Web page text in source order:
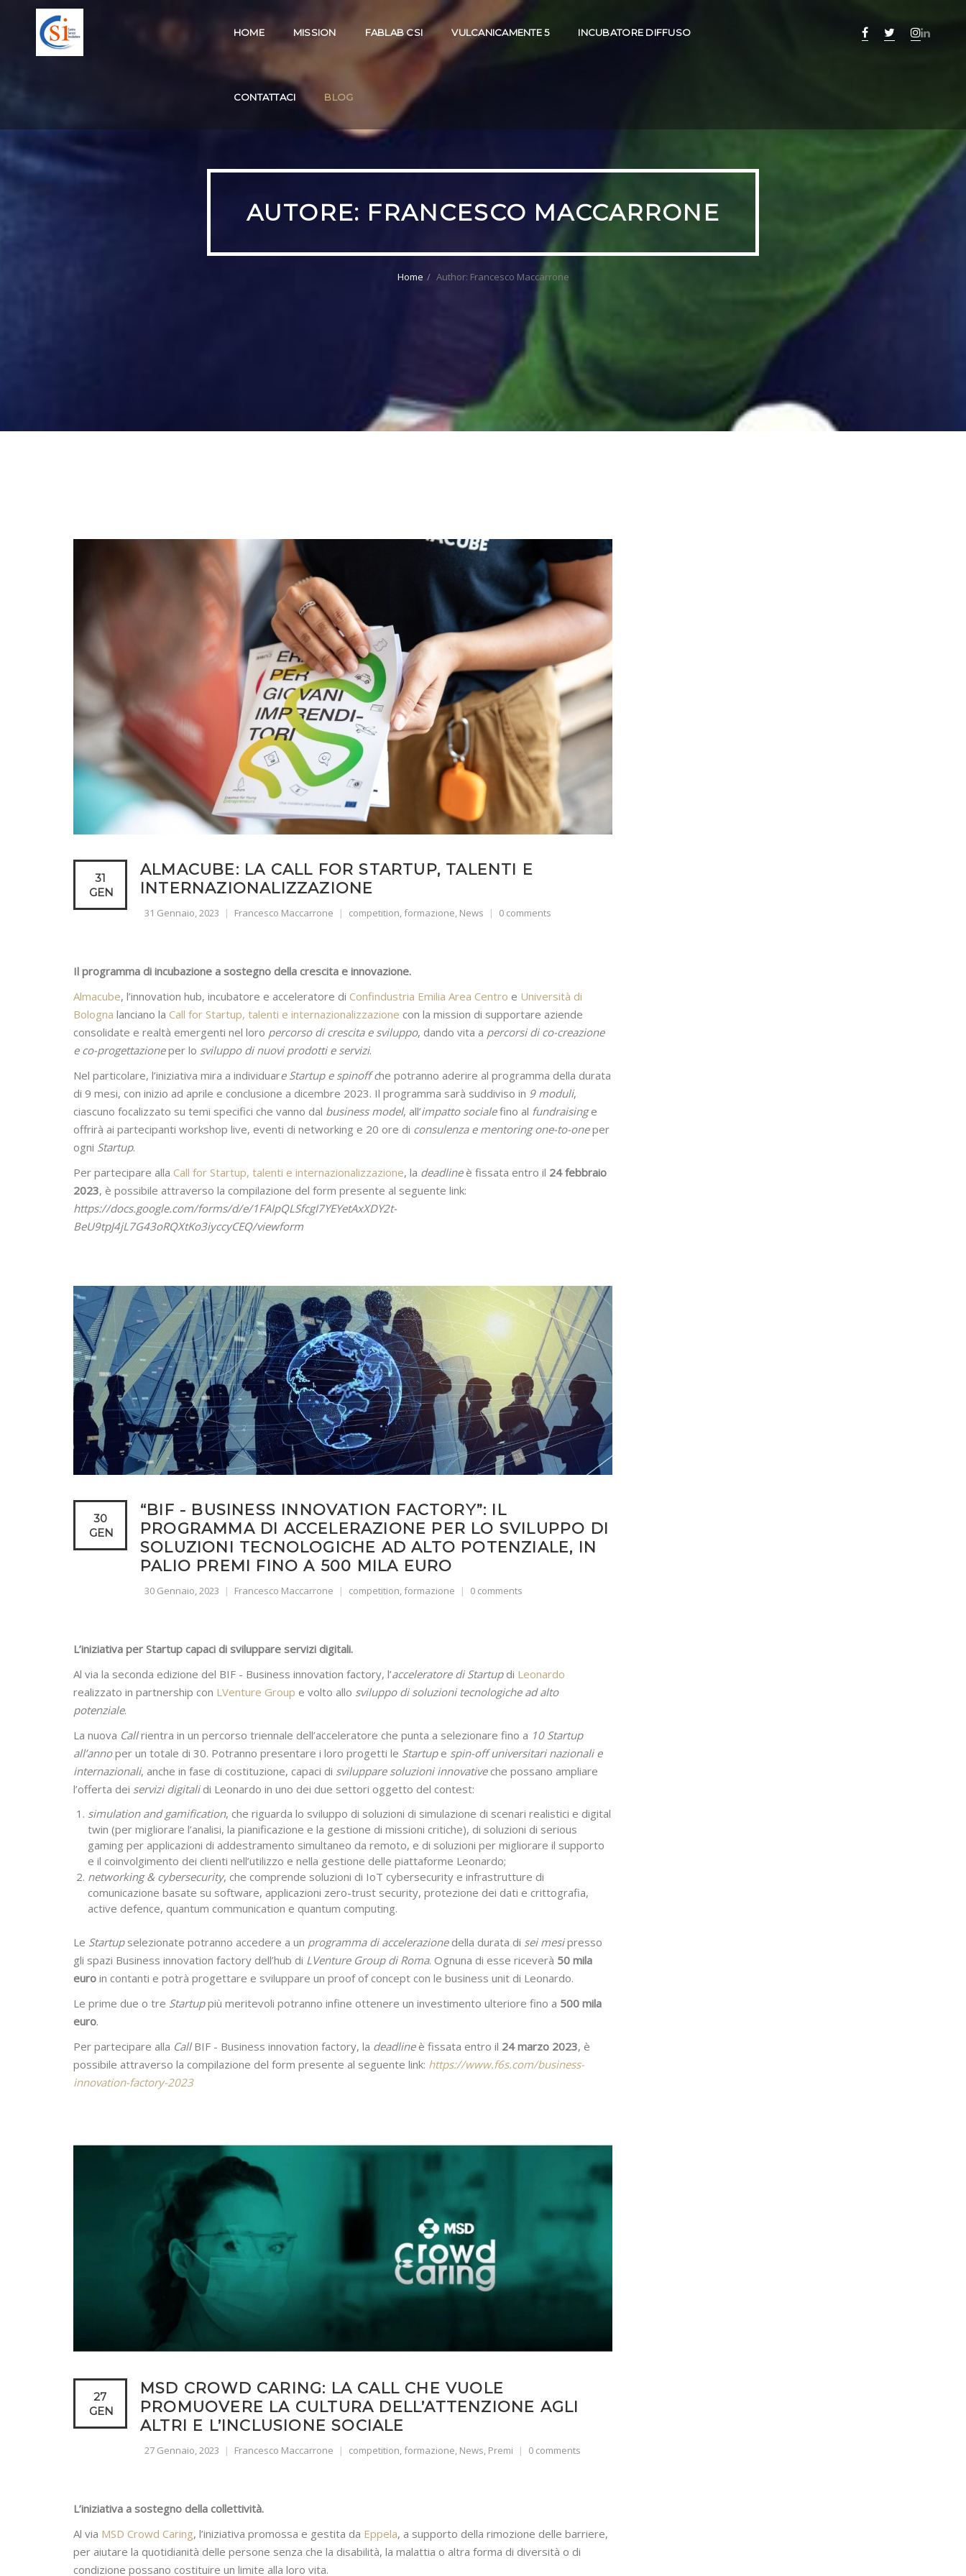
HOME MISSION FABLAB CSI VULCANICAMENTE 5 INCUBATORE DIFFUSO
CONTATTACI BLOG
AUTORE: FRANCESCO MACCARRONE
Home Author: Francesco Maccarrone
31
GEN
ALMACUBE: LA CALL FOR STARTUP, TALENTI E
INTERNAZIONALIZZAZIONE
31 Gennaio, 2023 Francesco Maccarrone competition,formazione, News 0 comments
Il programma di incubazione a sostegno della crescita e innovazione.
Almacube, l’innovation hub, incubatore e acceleratore di Confindustria Emilia Area Centro e Università di
Bologna lanciano la Call for Startup, talenti e internazionalizzazione con la mission di supportare aziende
consolidate e realtà emergenti nel loro percorso di crescita e sviluppo, dando vita a percorsi di co-creazione
e co-progettazioneper lo sviluppo di nuovi prodotti e servizi.
Nel particolare, l’iniziativa mira a individuare Startup e spinoff che potranno aderire al programma della durata
di 9 mesi, con inizio ad aprile e conclusione a dicembre 2023. Il programma sarà suddiviso in 9 moduli,
ciascuno focalizzato su temi specifici che vanno dal business model, all’impatto socialefino al fundraisinge
offrirà ai partecipanti workshop live, eventi di networking e 20 ore di consulenza e mentoring one-to-oneper
ogni Startup.
Per partecipare alla Call for Startup, talenti e internazionalizzazione, la deadlineè fissata entro il 24 febbraio
2023, è possibile attraverso la compilazione del form presente al seguente link:
https://docs.google.com/forms/d/e/1FAIpQLSfcgI7YEYetAxXDY2t-
BeU9tpJ4jL7G43oRQXtKo3iyccyCEQ/viewform
30
GEN
“BIF - BUSINESS INNOVATION FACTORY”: IL
PROGRAMMA DI ACCELERAZIONE PER LO SVILUPPO DI
SOLUZIONI TECNOLOGICHE AD ALTO POTENZIALE, IN
PALIO PREMI FINO A 500 MILA EURO
30 Gennaio, 2023 Francesco Maccarrone competition,formazione 0 comments
L’iniziativa per Startup capaci di sviluppare servizi digitali.
Al via la seconda edizione del BIF - Business innovation factory, l’acceleratore di Startupdi Leonardo
realizzato in partnership con LVenture Group e volto allo sviluppo di soluzioni tecnologiche ad alto
potenziale.
La nuova Callrientra in un percorso triennale dell’acceleratore che punta a selezionare fino a 10 Startup
all’annoper un totale di 30. Potranno presentare i loro progetti le Startupe spin-off universitari nazionali e
internazionali, anche in fase di costituzione, capaci di sviluppare soluzioni innovativeche possano ampliare
l’offerta dei servizi digitali di Leonardo in uno dei due settori oggetto del contest:
simulation and gamification, che riguarda lo sviluppo di soluzioni di simulazione di scenari realistici e digital
twin (per migliorare l’analisi, la pianificazione e la gestione di missioni critiche), di soluzioni di serious
gaming per applicazioni di addestramento simultaneo da remoto, e di soluzioni per migliorare il supporto
e il coinvolgimento dei clienti nell’utilizzo e nella gestione delle piattaforme Leonardo;
networking & cybersecurity, che comprende soluzioni di IoT cybersecurity e infrastrutture di
comunicazione basate su software, applicazioni zero-trust security, protezione dei dati e crittografia,
active defence, quantum communication e quantum computing.
Le Startupselezionate potranno accedere a un programma di accelerazionedella durata di sei mesipresso
gli spazi Business innovation factory dell’hub di LVenture Group di Roma. Ognuna di esse riceverà 50 mila
euro in contanti e potrà progettare e sviluppare un proof of concept con le business unit di Leonardo.
Le prime due o tre Startuppiù meritevoli potranno infine ottenere un investimento ulteriore fino a 500 mila
euro.
Per partecipare alla Call BIF - Business innovation factory, la deadlineè fissata entro il 24 marzo 2023, è
possibile attraverso la compilazione del form presente al seguente link: https://www.f6s.com/business-
innovation-factory-2023
27
GEN
MSD CROWD CARING: LA CALL CHE VUOLE
PROMUOVERE LA CULTURA DELL’ATTENZIONE AGLI
ALTRI E L’INCLUSIONE SOCIALE
27 Gennaio, 2023 Francesco Maccarrone competition,formazione, News, Premi 0 comments
L’iniziativa a sostegno della collettività.
Al via MSD Crowd Caring, l’iniziativa promossa e gestita da Eppela, a supporto della rimozione delle barriere,
per aiutare la quotidianità delle persone senza che la disabilità, la malattia o altra forma di diversità o di
condizione possano costituire un limite alla loro vita.